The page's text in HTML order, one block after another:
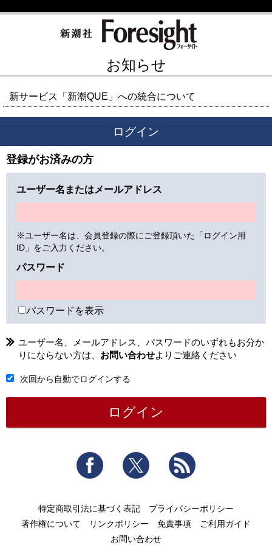
お知らせ
新サービス「新潮QUE」への統合について
ログイン
登録がお済みの方
ユーザー名またはメールアドレス
※ユーザー名は、会員登録の際にご登録頂いた「ログイン用
ID」をご入力ください。
パスワード
パスワードを表示
ユーザー名、メールアドレス、パスワードのいずれもお分か
りにならない方は、 お問い合わせよりご連絡ください
次回から自動でログインする
Facebook Twitter
特定商取引法に基づく表記
プライバシーポリシー
著作権について
リンクポリシー 免責事項
ご利用ガイド
お問い合わせ